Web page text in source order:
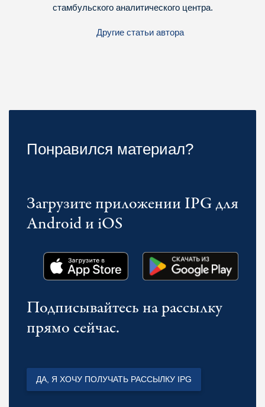
стамбульского аналитического центра.
Другие статьи автора
Понравился материал?
Загрузите приложении IPG для
Android и iOS
Подписывайтесь на рассылку
прямо сейчас.
ДА, Я ХОЧУ ПОЛУЧАТЬ РАССЫЛКУ IPG